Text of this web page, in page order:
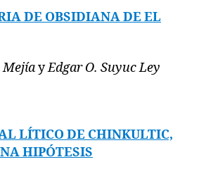
DE OBSIDIANA DE EL
yEdgar O. Suyuc Ley
LÍTICO DE CHINKULTIC,
HIPÓTESIS